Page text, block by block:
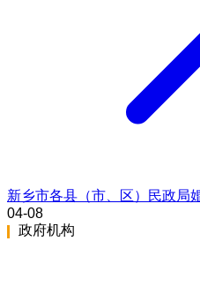
新乡市各县（市、区）民政局
04-08
政府机构